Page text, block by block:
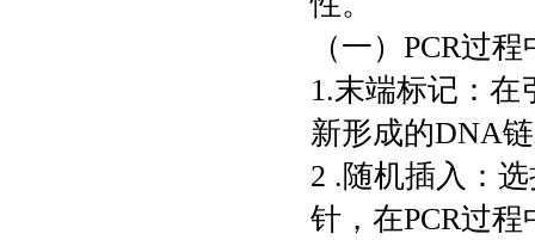
（一）PCR过
1.末端标记：
新形成的DNA
2 .随机插入：
针，在PCR过